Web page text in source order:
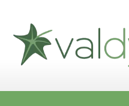
content